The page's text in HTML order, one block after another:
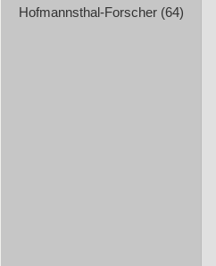
Hofmannsthal-Forscher (64)